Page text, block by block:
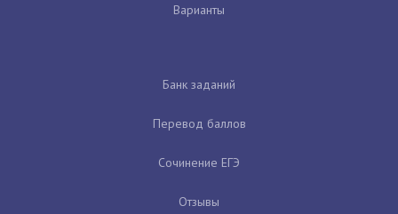
Варианты
Банк заданий
Перевод баллов
Сочинение ЕГЭ
Отзывы